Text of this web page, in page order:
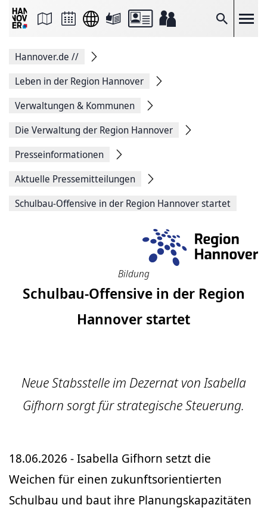
Suche
Seite
Facebook
teilen
Seitenlink
Seite
Hannover.de //
Leben in der Region Hannover
Verwaltungen & Kommunen
Die Verwaltung der Region Hannover
Presseinformationen
Aktuelle Pressemitteilungen
Schulbau-Offensive in der Region Hannover startet
Bildung
Schulbau-Offensive in der Region
Hannover startet
Neue Stabsstelle im Dezernat von Isabella
Gifhorn sorgt für strategische Steuerung.
18.06.2026 - Isabella Gifhorn setzt die
Weichen für einen zukunftsorientierten
Schulbau und baut ihre Planungskapazitäten